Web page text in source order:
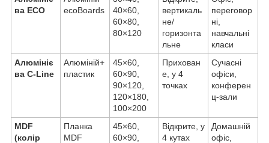
ва ECO
ecoBoards
40×60,
60×80,
80×120
вертикаль
не/
горизонта
льне
переговор
ні,
навчальні
класи
Алюмініє
ва C-Line
Алюміній+
пластик
45×60,
60×90,
90×120,
120×180,
100×200
Прихован
е, у 4
точках
Сучасні
офіси,
конферен
ц-зали
MDF
(колір
Планка
MDF
45×60,
60×90,
Відкрите, у
4 кутах
Домашній
офіс,